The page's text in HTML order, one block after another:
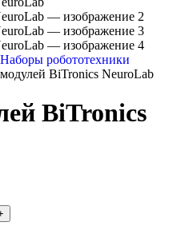
Наборы робототехники
BiTronics NeuroLab
BiTronics